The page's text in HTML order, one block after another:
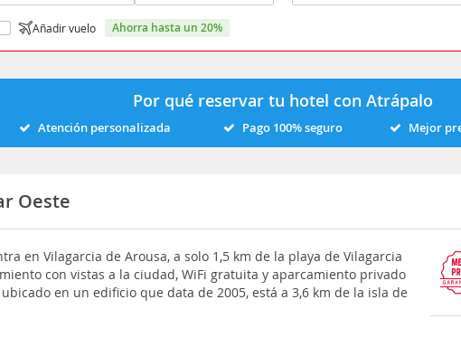
Añadir vuelo ahorra hasta un 20%
Por qué reservar tu hotel con Atrápalo
Atención personalizada Pago 100% seguro Mejor
Oeste
en Vilagarcia de Arousa, a solo 1,5 km de la playa de Vilagarcia
con vistas a la ciudad, WiFi gratuita y aparcamiento privado
en un edificio que data de 2005, está a 3,6 km de la isla de